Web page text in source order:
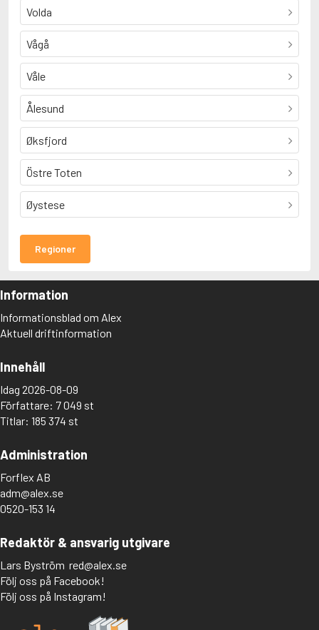
Volda
Vågå
Våle
Ålesund
Øksfjord
Östre Toten
Øystese
Regioner
Information
Informationsblad om Alex
Aktuell driftinformation
Innehåll
Idag 2026-08-09
Författare: 7 049 st
Titlar: 185 374 st
Administration
Forflex AB
adm@alex.se
0520-153 14
Redaktör & ansvarig utgivare
Lars Byström red@alex.se
Följ oss på Facebook!
Följ oss på Instagram!